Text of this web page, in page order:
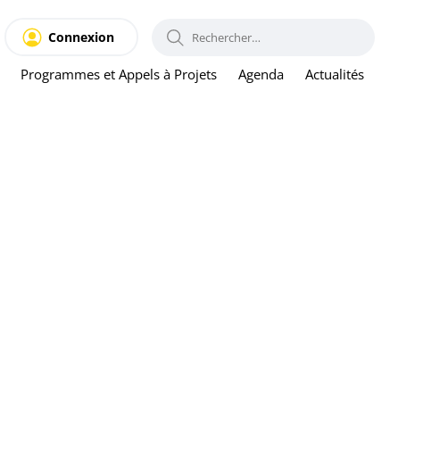
Programmes et Appels à Projets Agenda Actualités
Connexion RECHERCHER :